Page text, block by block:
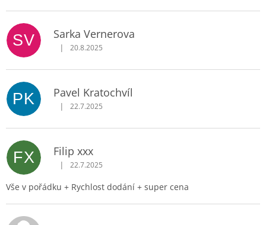
SV Sarka Vernerova
Hodnocení obchodu je 5 z 5 hvězdiček.
| 20.8.2025
PK Pavel Kratochvíl
Hodnocení obchodu je 5 z 5 hvězdiček.
| 22.7.2025
FX Filip xxx
Hodnocení obchodu je 5 z 5 hvězdiček.
| 22.7.2025
Vše v pořádku + Rychlost dodání + super cena